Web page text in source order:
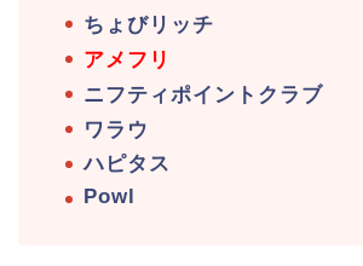
ちょびリッチ
アメフリ
ニフティポイントクラブ
ワラウ
ハピタス
Powl